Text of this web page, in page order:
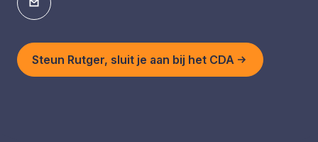
Steun Rutger, sluit je aan bij het CDA